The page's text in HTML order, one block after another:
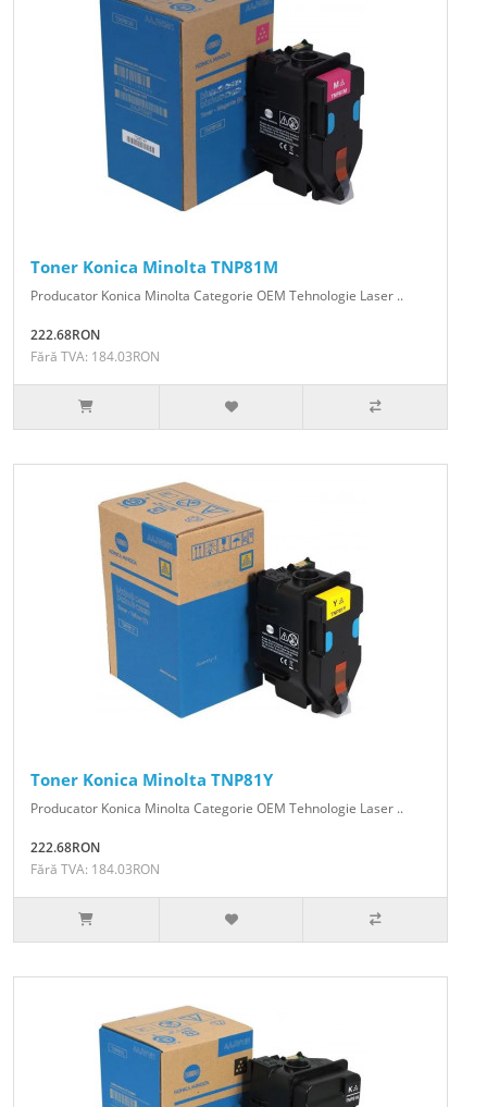
Toner Konica Minolta TNP81M
Producator Konica Minolta Categorie OEM Tehnologie Laser ..
222.68RON
Fără TVA: 184.03RON
Toner Konica Minolta TNP81Y
Producator Konica Minolta Categorie OEM Tehnologie Laser ..
222.68RON
Fără TVA: 184.03RON